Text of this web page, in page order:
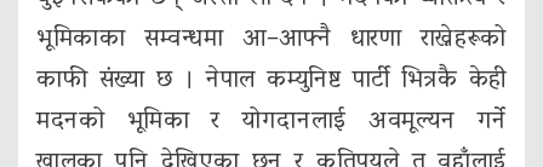
भूमिकाका सम्वन्धमा आ–आफ्नै धारणा राख्नेहरूको
काफी संख्या छ । नेपाल कम्युनिष्ट पार्टी भित्रकै केही
मदनको भूमिका र योगदानलाई अवमूल्यन गर्ने